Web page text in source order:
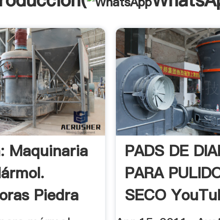
Maquinaria
Piedra
PADS DE
PARA
SECO